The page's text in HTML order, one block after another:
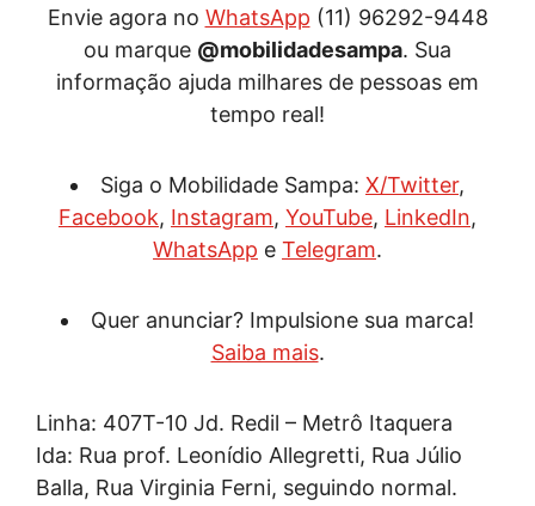
Envie agora no WhatsApp (11) 96292-9448
ou marque @mobilidadesampa. Sua
informação ajuda milhares de pessoas em
tempo real!
Siga o Mobilidade Sampa: X/Twitter,
Facebook, Instagram, YouTube, LinkedIn,
WhatsApp e Telegram.
Quer anunciar? Impulsione sua marca!
Saiba mais.
Linha: 407T-10 Jd. Redil – Metrô Itaquera
Ida: Rua prof. Leonídio Allegretti, Rua Júlio
Balla, Rua Virginia Ferni, seguindo normal.